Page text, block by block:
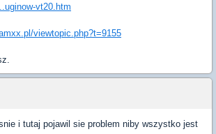
vt20.htm
viewtopic.php?t=9155
i tutaj pojawil sie problem niby wszystko jest